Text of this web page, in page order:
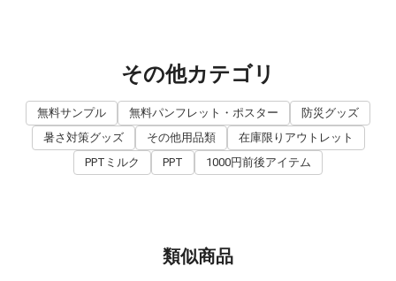
その他カテゴリ
無料サンプル 無料パンフレット・ポスター
防災グッズ
暑さ対策グッズ
その他用品類
在庫限りアウトレット
PPTミルク
PPT 1000円前後アイテム
類似商品